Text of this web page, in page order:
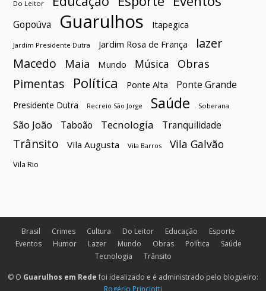
Do Leitor
Gopoúva Guarulhos Itapegica
Jardim Presidente Dutra Jardim Rosa de França
lazer
Macedo
Maia Mundo Música Obras
Pimentas Política Ponte Alta Ponte Grande
Presidente Dutra Recreio São Jorge Saúde Soberana
São João Taboão Tecnologia Tranquilidade
Trânsito Vila Augusta Vila Barros Vila Galvão
Vila Rio
Brasil Crimes Cultura Do Leitor Educação
Esporte
Eventos
Humor Lazer Mundo Obras Política
Saúde
Tecnologia
Trânsito
© O Guarulhos em Rede foi idealizado e é administrado pelo blogueiro: